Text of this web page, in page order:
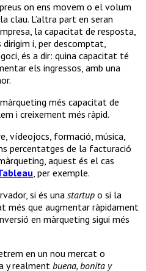
on ens movem o el volum
clau. L’altra part en seran
la capacitat de resposta,
i, per descomptat,
és a dir: quina capacitat té
els ingressos, amb una
més capacitat de
i creixement més ràpid.
vídeojocs, formació, música,
percentatges de la facturació
aquest és el cas
, per exemple.
si és unastartup o si la
més que augmentar ràpidament
en màrqueting sigui més
en un nou mercat o
y realment buena, bonita y